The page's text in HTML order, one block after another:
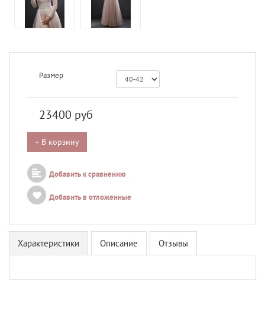
Размер
23400 руб
+ В корзину
Добавить к сравнению
Добавить в отложенные
Характеристики Описание Отзывы